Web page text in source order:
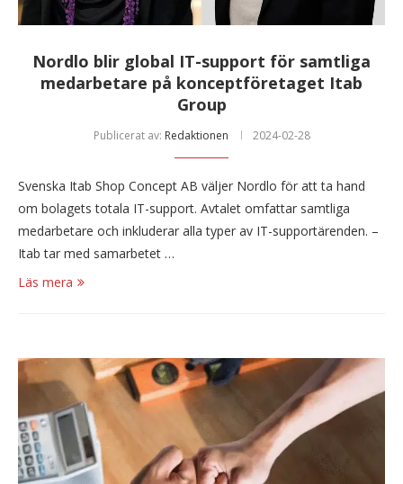
Nordlo blir global IT-support för samtliga
medarbetare på konceptföretaget Itab
Group
Publicerat av: Redaktionen 2024-02-28
Svenska Itab Shop Concept AB väljer Nordlo för att ta hand
om bolagets totala IT-support. Avtalet omfattar samtliga
medarbetare och inkluderar alla typer av IT-supportärenden. –
Itab tar med samarbetet …
Läs mera